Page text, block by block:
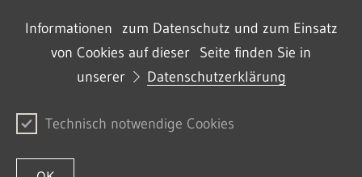
Informationen zum Datenschutz und zum Einsatz
von Cookies auf dieser Seite finden Sie in
unserer
Datenschutzerklärung
Technisch notwendige Cookies